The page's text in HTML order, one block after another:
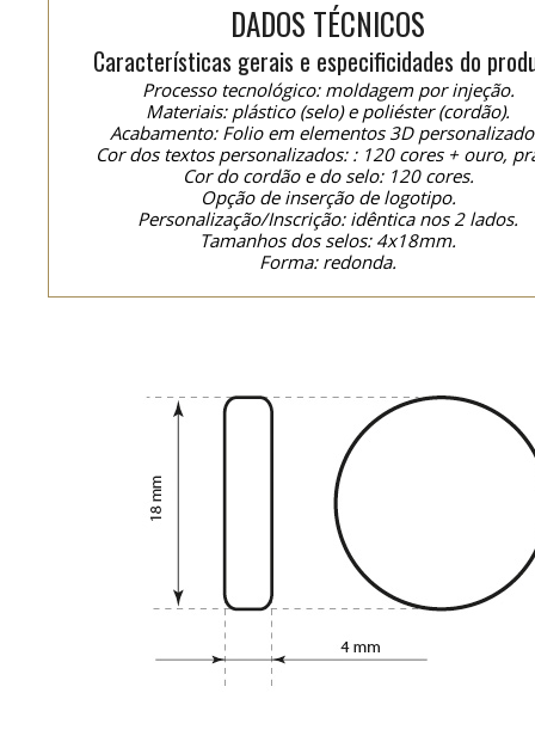
DADOS TÉCNICOS
Características gerais e especificidades do
Processo tecnológico: moldagem por injeção.
Materiais: plástico (selo) e poliéster (cordão).
Acabamento: Folio em elementos 3D
Cor dos textos personalizados: : 120 cores + ouro,
Cor do cordão e do selo: 120 cores.
Opção de inserção de logotipo.
Personalização/Inscrição: idêntica nos 2 lados.
Tamanhos dos selos: 4x18mm.
Forma: redonda.